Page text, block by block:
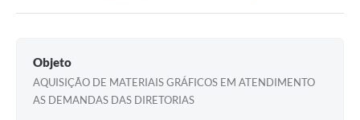
Objeto
AQUISIÇÃO DE MATERIAIS GRÁFICOS EM ATENDIMENTO
AS DEMANDAS DAS DIRETORIAS